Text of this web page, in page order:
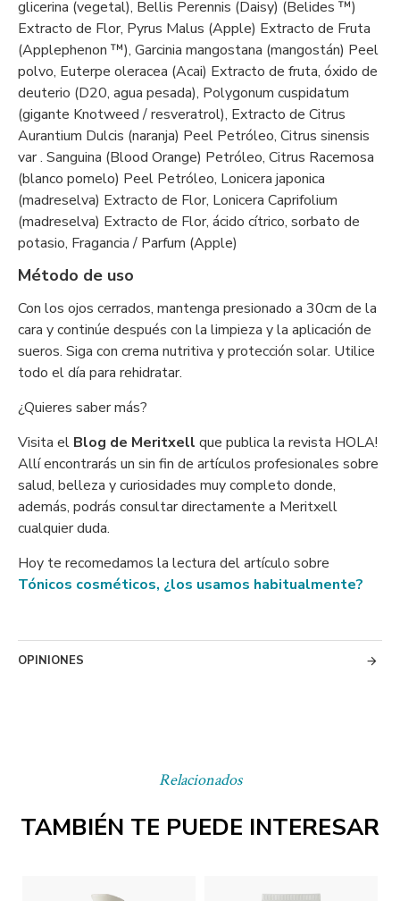
Relacionados
TAMBIÉN TE PUEDE INTERESAR
glicerina (vegetal), Bellis Perennis (Daisy) (Belides ™)
Extracto de Flor, Pyrus Malus (Apple) Extracto de Fruta
(Applephenon ™), Garcinia mangostana (mangostán) Peel
polvo, Euterpe oleracea (Acai) Extracto de fruta, óxido de
deuterio (D20, agua pesada), Polygonum cuspidatum
(gigante Knotweed / resveratrol), Extracto de Citrus
Aurantium Dulcis (naranja) Peel Petróleo, Citrus sinensis
var . Sanguina (Blood Orange) Petróleo, Citrus Racemosa
(blanco pomelo) Peel Petróleo, Lonicera japonica
(madreselva) Extracto de Flor, Lonicera Caprifolium
(madreselva) Extracto de Flor, ácido cítrico, sorbato de
potasio, Fragancia / Parfum (Apple)
Método de uso
Con los ojos cerrados, mantenga presionado a 30cm de la
cara y continúe después con la limpieza y la aplicación de
sueros. Siga con crema nutritiva y protección solar. Utilice
todo el día para rehidratar.
¿Quieres saber más?
Visita el Blog de Meritxell que publica la revista HOLA!
Allí encontrarás un sin fin de artículos profesionales sobre
salud, belleza y curiosidades muy completo donde,
además, podrás consultar directamente a Meritxell
cualquier duda.
Hoy te recomedamos la lectura del artículo sobre
Tónicos cosméticos, ¿los usamos habitualmente?
OPINIONES